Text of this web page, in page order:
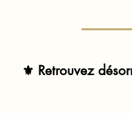
⚜️ Retrouvez